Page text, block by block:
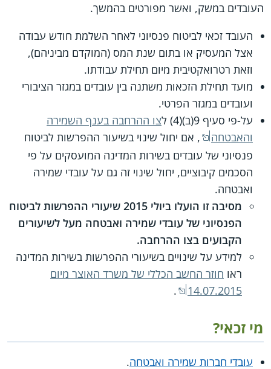
העובדים במשק, ואשר מפורטים בהמשך.
העובד זכאי לביטוח פנסיוני לאחר השלמת חודש עבודה
אצל המעסיק או בתום שנת המס (המוקדם מביניהם),
וזאת רטרואקטיבית מיום תחילת עבודתו.
מועד תחילת הזכאות משתנה בין עובדים במגזר הציבורי
ועובדים במגזר הפרטי.
על-פי סעיף 9(ב)(4) ל
צו ההרחבה בענף השמירה
והאבטחה
, אם יחול שינוי בשיעור ההפרשות לביטוח
פנסיוני של עובדים בשירות המדינה המועסקים על פי
הסכמים קיבוציים, יחול שינוי זה גם על עובדי שמירה
ואבטחה.
מסיבה זו הועלו ביולי 2015 שיעורי ההפרשות לביטוח
הפנסיוני של עובדי שמירה ואבטחה מעל לשיעורים
הקבועים בצו ההרחבה.
למידע על שינויים בשיעורי ההפרשות בשירות המדינה
ראו חוזר החשב הכללי של משרד האוצר מיום
14.07.2015
.
מי זכאי?
עובדי חברות שמירה ואבטחה.